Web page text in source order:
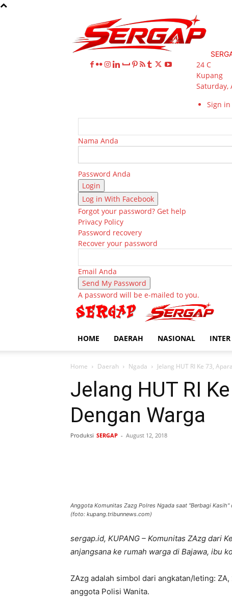
24 C
Kupang
Saturday,
Sign in
Nama Anda
Password Anda
Log in With Facebook
Forgot your password? Get help
Privacy Policy
Password recovery
Recover your password
Email Anda
A password will be e-mailed to you.
HOME DAERAH NASIONAL INTER
Home Daerah Ngada Jelang HUT RI Ke 73,
Jelang HUT RI
Dengan Warga
Produksi SERGAP - August 12, 2018
Anggota Komunitas Zazg Polres Ngada saat "Berbagi
(foto: kupang.tribunnews.com)
sergap.id, KUPANG – Komunitas ZAzg dari
anjangsana ke rumah warga di Bajawa, ibu
ZAzg adalah simbol dari angkatan/leting:
anggota Polisi Wanita.